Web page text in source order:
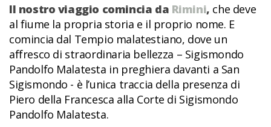
Il nostro viaggio comincia da Rimini, che deve
al fiume la propria storia e il proprio nome. E
comincia dal Tempio malatestiano, dove un
affresco di straordinaria bellezza – Sigismondo
Pandolfo Malatesta in preghiera davanti a San
Sigismondo - è l’unica traccia della presenza di
Piero della Francesca alla Corte di Sigismondo
Pandolfo Malatesta.